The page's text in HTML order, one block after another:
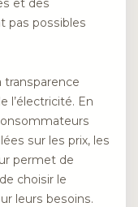
et des
pas possibles
l’électricité. En
sur les prix, les
permet de
choisir le
leurs besoins.